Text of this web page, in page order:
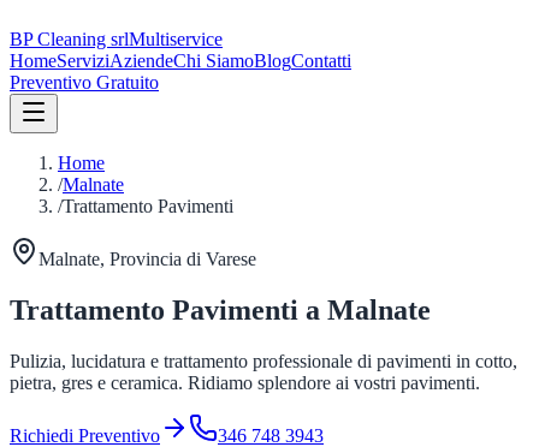
BP Cleaning srlMultiservice
HomeServiziAziendeChi SiamoBlogContatti
Preventivo Gratuito
Home
/Malnate
/Trattamento Pavimenti
Malnate, Provincia di Varese
Trattamento Pavimenti a Malnate
Pulizia, lucidatura e trattamento professionale di pavimenti in cotto,
pietra, gres e ceramica. Ridiamo splendore ai vostri pavimenti.
Richiedi Preventivo
346 748 3943